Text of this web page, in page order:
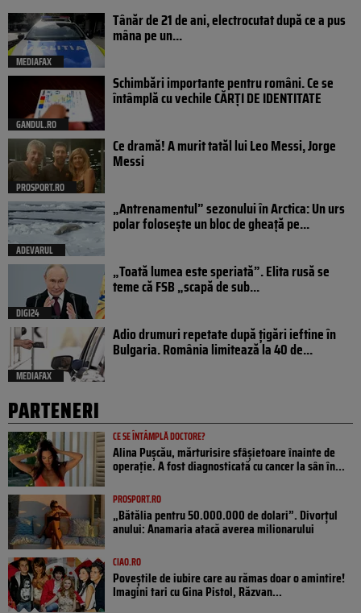
MEDIAFAX
Tânăr de 21 de ani, electrocutat după ce a pus
mâna pe un...
GANDUL.RO
Schimbări importante pentru români. Ce se
întâmplă cu vechile CĂRȚI DE IDENTITATE
PROSPORT.RO
Ce dramă! A murit tatăl lui Leo Messi, Jorge
Messi
ADEVARUL
„Antrenamentul” sezonului în Arctica: Un urs
polar folosește un bloc de gheață pe...
DIGI24
„Toată lumea este speriată”. Elita rusă se
teme că FSB „scapă de sub...
MEDIAFAX
Adio drumuri repetate după țigări ieftine în
Bulgaria. România limitează la 40 de...
PARTENERI
CE SE ÎNTÂMPLĂ DOCTORE?
Alina Pușcău, mărturisire sfâșietoare înainte de
operație. A fost diagnosticată cu cancer la sân în...
PROSPORT.RO
„Bătălia pentru 50.000.000 de dolari”. Divorțul
anului: Anamaria atacă averea milionarului
CIAO.RO
Poveştile de iubire care au rămas doar o amintire!
Imagini tari cu Gina Pistol, Răzvan...